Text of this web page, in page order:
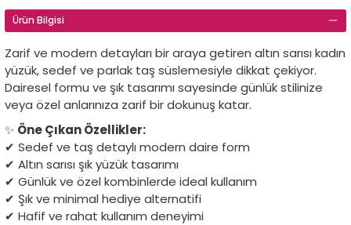
Ürün Bilgisi
Zarif ve modern detayları bir araya getiren altın sarısı kadın
yüzük, sedef ve parlak taş süslemesiyle dikkat çekiyor.
Dairesel formu ve şık tasarımı sayesinde günlük stilinize
veya özel anlarınıza zarif bir dokunuş katar.
✨ Öne Çıkan Özellikler:
✔ Sedef ve taş detaylı modern daire form
✔ Altın sarısı şık yüzük tasarımı
✔ Günlük ve özel kombinlerde ideal kullanım
✔ Şık ve minimal hediye alternatifi
✔ Hafif ve rahat kullanım deneyimi